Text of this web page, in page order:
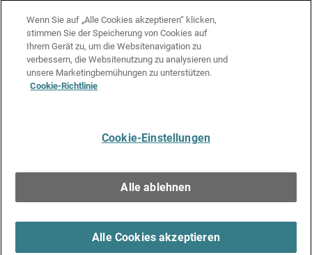
Cookie-Richtlinie
Datenschutzrichtlinie
Media & Brand Kit
Wenn Sie auf „Alle Cookies akzeptieren“ klicken,
stimmen Sie der Speicherung von Cookies auf
Ihrem Gerät zu, um die Websitenavigation zu
verbessern, die Websitenutzung zu analysieren und
unsere Marketingbemühungen zu unterstützen.
Cookie-Richtlinie
Cookie-Einstellungen
Alle ablehnen
Alle Cookies akzeptieren